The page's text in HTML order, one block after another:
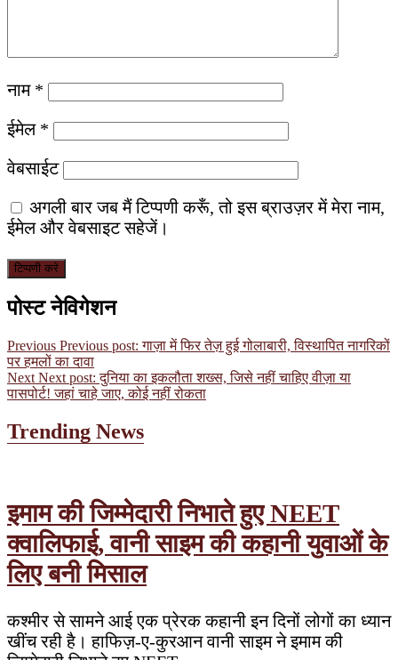
नाम *
ईमेल *
वेबसाईट
अगली बार जब मैं टिप्पणी करूँ, तो इस ब्राउज़र में मेरा नाम,
ईमेल और वेबसाइट सहेजें।
पोस्ट नेविगेशन
Previous Previous post: गाज़ा में फिर तेज़ हुई गोलाबारी, विस्थापित नागरिकों
पर हमलों का दावा
Next Next post: दुनिया का इकलौता शख्स, जिसे नहीं चाहिए वीज़ा या
पासपोर्ट! जहां चाहे जाए, कोई नहीं रोकता
Trending News
इमाम की जिम्मेदारी निभाते हुए NEET
क्वालिफाई, वानी साइम की कहानी युवाओं के
लिए बनी मिसाल
कश्मीर से सामने आई एक प्रेरक कहानी इन दिनों लोगों का ध्यान
खींच रही है। हाफिज़-ए-कुरआन वानी साइम ने इमाम की